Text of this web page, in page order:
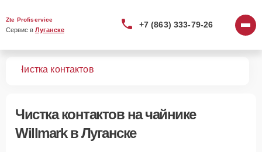
Zte Profiservice
Сервис в Луганске
+7 (863) 333-79-26
Чистка контактов
Чистка контактовна чайнике
Willmark в Луганске